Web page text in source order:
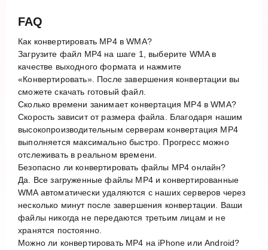
FAQ
Как конвертировать MP4 в WMA?
Загрузите файл MP4 на шаге 1, выберите WMA в
качестве выходного формата и нажмите
«Конвертировать». После завершения конвертации вы
сможете скачать готовый файл.
Сколько времени занимает конвертация MP4 в WMA?
Скорость зависит от размера файла. Благодаря нашим
высокопроизводительным серверам конвертация MP4
выполняется максимально быстро. Прогресс можно
отслеживать в реальном времени.
Безопасно ли конвертировать файлы MP4 онлайн?
Да. Все загруженные файлы MP4 и конвертированные
WMA автоматически удаляются с наших серверов через
несколько минут после завершения конвертации. Ваши
файлы никогда не передаются третьим лицам и не
хранятся постоянно.
Можно ли конвертировать MP4 на iPhone или Android?